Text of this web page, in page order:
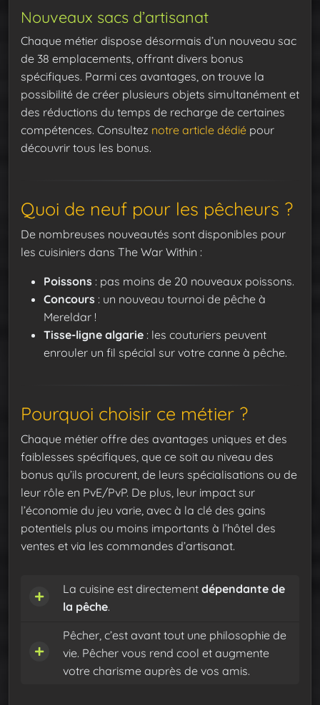
Nouveaux sacs d’artisanat
Chaque métier dispose désormais d’un nouveau sac
de 38 emplacements, offrant divers bonus
spécifiques. Parmi ces avantages, on trouve la
possibilité de créer plusieurs objets simultanément et
des réductions du temps de recharge de certaines
compétences. Consultez notre article dédié pour
découvrir tous les bonus.
Quoi de neuf pour les pêcheurs ?
De nombreuses nouveautés sont disponibles pour
les cuisiniers dans The War Within :
Poissons : pas moins de 20 nouveaux poissons.
Concours : un nouveau tournoi de pêche à
Mereldar !
Tisse-ligne algarie : les couturiers peuvent
enrouler un fil spécial sur votre canne à pêche.
Pourquoi choisir ce métier ?
Chaque métier offre des avantages uniques et des
faiblesses spécifiques, que ce soit au niveau des
bonus qu’ils procurent, de leurs spécialisations ou de
leur rôle en PvE/PvP. De plus, leur impact sur
l’économie du jeu varie, avec à la clé des gains
potentiels plus ou moins importants à l’hôtel des
ventes et via les commandes d’artisanat.
La cuisine est directement dépendante de
la pêche.
Pêcher, c’est avant tout une philosophie de
vie. Pêcher vous rend cool et augmente
votre charisme auprès de vos amis.